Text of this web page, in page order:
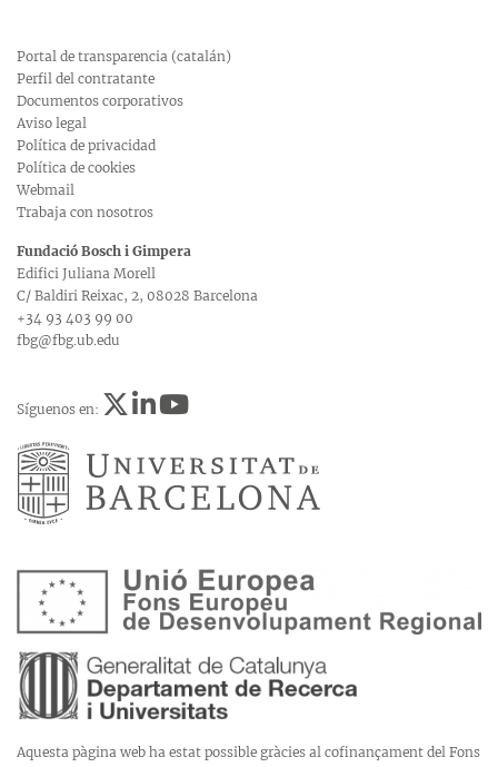
Portal de transparencia (catalán)
Perfil del contratante
Documentos corporativos
Aviso legal
Política de privacidad
Política de cookies
Webmail
Trabaja con nosotros
Fundació Bosch i Gimpera
Edifici Juliana Morell
C/ Baldiri Reixac, 2, 08028 Barcelona
+34 93 403 99 00
fbg@fbg.ub.edu
Síguenos en:
Aquesta pàgina web ha estat possible gràcies al cofinançament del Fons